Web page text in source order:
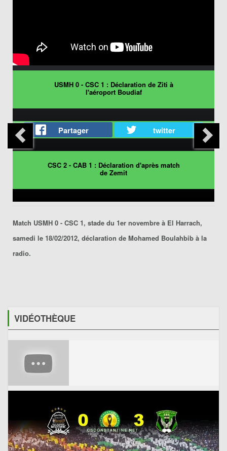
USMH 0 - CSC 1 : Déclaration de Ziti à
l'aéroport Boudiaf
Partager twitter
CSC 2 - CAB 1 : Déclaration d'après match
de Zemit
Match USMH 0 - CSC 1, stade du 1er novembre à El Harrach,
samedi le 18/02/2012, déclaration de Mohamed Boulahbib à la
radio.
VIDÉOTHÈQUE